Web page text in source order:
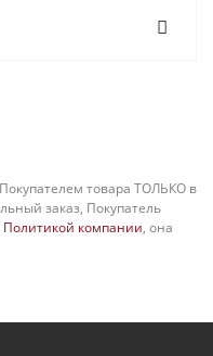
товара ТОЛЬКО в
заказ, Покупатель
Политикой компании, она